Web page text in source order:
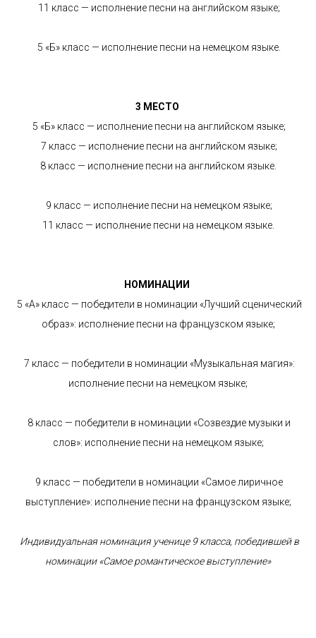
11 класс — исполнение песни на английском языке;
5 «Б» класс — исполнение песни на немецком языке.
3 МЕСТО
5 «Б» класс — исполнение песни на английском языке;
7 класс — исполнение песни на английском языке;
8 класс — исполнение песни на английском языке.
9 класс — исполнение песни на немецком языке;
11 класс — исполнение песни на немецком языке.
НОМИНАЦИИ
5 «А» класс — победители в номинации «Лучший сценический
образ»: исполнение песни на французском языке;
7 класс — победители в номинации «Музыкальная магия»:
исполнение песни на немецком языке;
8 класс — победители в номинации «Созвездие музыки и
слов»: исполнение песни на немецком языке;
9 класс — победители в номинации «Самое лиричное
выступление»: исполнение песни на французском языке;
Индивидуальная номинация ученице 9 класса, победившей в
номинации «Самое романтическое выступление»